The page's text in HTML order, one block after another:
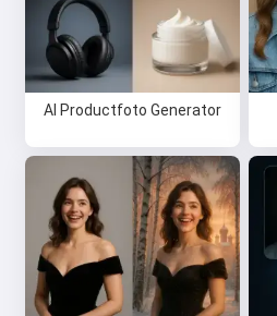
AI Productfoto Generator